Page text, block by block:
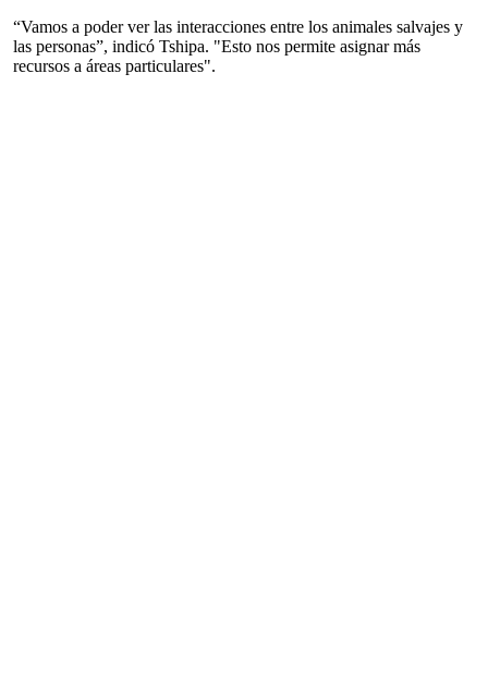
“Vamos a poder ver las interacciones entre los animales salvajes y
las personas”, indicó Tshipa. "Esto nos permite asignar más
recursos a áreas particulares".